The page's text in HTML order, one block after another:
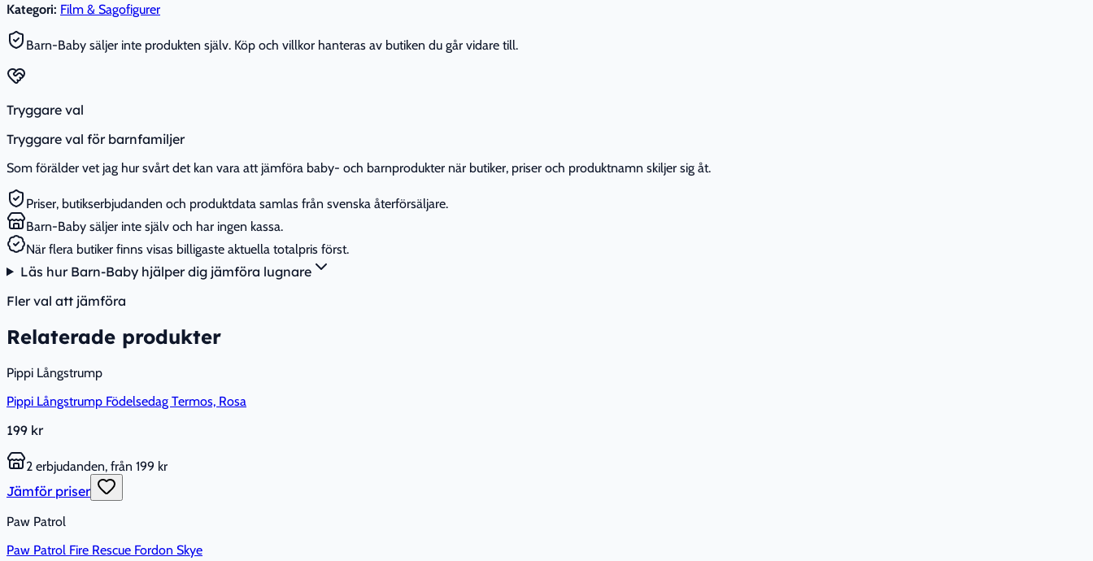
Kategori: Film & Sagofigurer
Barn-Baby säljer inte produkten själv. Köp och villkor hanteras av butiken du går vidare till.
Tryggare val
Tryggare val för barnfamiljer
Som förälder vet jag hur svårt det kan vara att jämföra baby- och barnprodukter när butiker, priser och produktnamn skiljer sig åt.
Priser, butikserbjudanden och produktdata samlas från svenska återförsäljare.
Barn-Baby säljer inte själv och har ingen kassa.
När flera butiker finns visas billigaste aktuella totalpris först.
Läs hur Barn-Baby hjälper dig jämföra lugnare
Fler val att jämföra
Relaterade produkter
Pippi Långstrump
Pippi Långstrump Födelsedag Termos, Rosa
199 kr
2 erbjudanden, från 199 kr
Jämför priser
Paw Patrol
Paw Patrol Fire Rescue Fordon Skye